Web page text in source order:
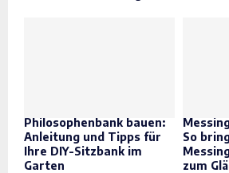
Philosophenbank bauen:
Anleitung und Tipps für
Ihre DIY-Sitzbank im
Garten
So
zum